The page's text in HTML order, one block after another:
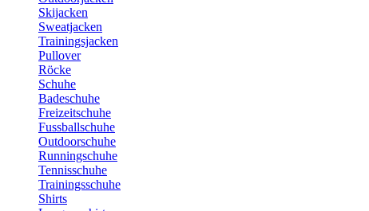
Skijacken
Sweatjacken
Trainingsjacken
Pullover
Röcke
Schuhe
Badeschuhe
Freizeitschuhe
Fussballschuhe
Outdoorschuhe
Runningschuhe
Tennisschuhe
Trainingsschuhe
Shirts